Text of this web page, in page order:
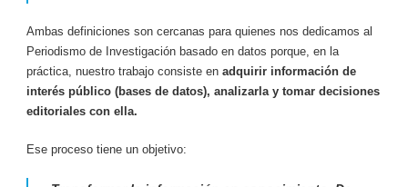
Ambas definiciones son cercanas para quienes nos dedicamos al
Periodismo de Investigación basado en datos porque, en la
práctica, nuestro trabajo consiste en adquirir información de
interés público (bases de datos), analizarla y tomar decisiones
editoriales con ella.
Ese proceso tiene un objetivo: